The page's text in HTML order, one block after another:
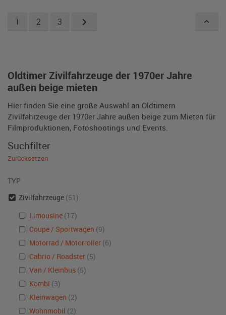
Oldtimer Zivilfahrzeuge der 1970er Jahre
außen beige mieten
Hier finden Sie eine große Auswahl an Oldtimern
Zivilfahrzeuge der 1970er Jahre außen beige zum Mieten für
Filmproduktionen, Fotoshootings und Events.
1 2 3
Suchfilter
Zurücksetzen
TYP
Zivilfahrzeuge (51)
Limousine (17)
Coupe / Sportwagen (9)
Motorrad / Motorroller (6)
Cabrio / Roadster (5)
Van / Kleinbus (5)
Kombi (3)
Kleinwagen (2)
Wohnmobil (2)